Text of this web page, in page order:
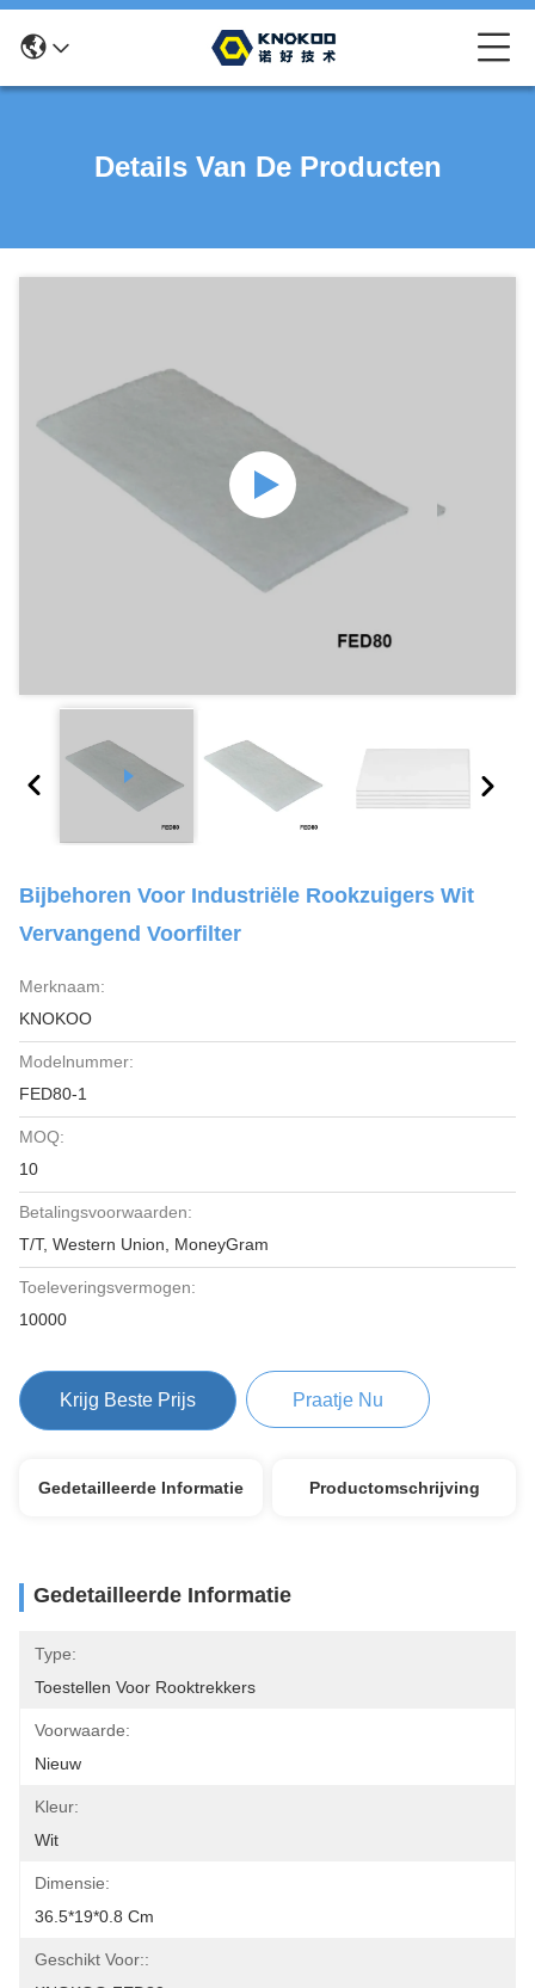
Details Van De Producten
Bijbehoren Voor Industriële Rookzuigers Wit
Vervangend Voorfilter
Merknaam:
KNOKOO
Modelnummer:
FED80-1
MOQ:
10
Betalingsvoorwaarden:
T/T, Western Union, MoneyGram
Toeleveringsvermogen:
10000
Krijg Beste Prijs Praatje Nu
Gedetailleerde Informatie Productomschrijving
Gedetailleerde Informatie
Type:
Toestellen Voor Rooktrekkers
Voorwaarde:
Nieuw
Kleur:
Wit
Dimensie:
36.5*19*0.8 Cm
Geschikt Voor::